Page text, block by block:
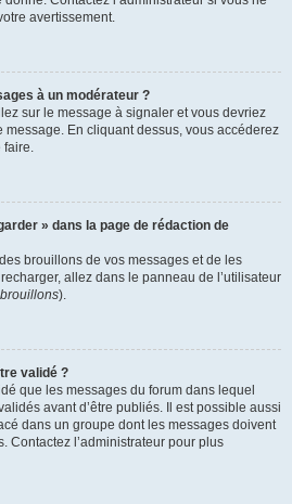
avertissement.
à un modérateur ?
sur le message à signaler et vous devriez
En cliquant dessus, vous accéderez
faire.
» dans la page de rédaction de
brouillons de vos messages et de les
allez dans le panneau de l’utilisateur
).
validé ?
que les messages du forum dans lequel
avant d’être publiés. Il est possible aussi
dans un groupe dont les messages doivent
Contactez l’administrateur pour plus